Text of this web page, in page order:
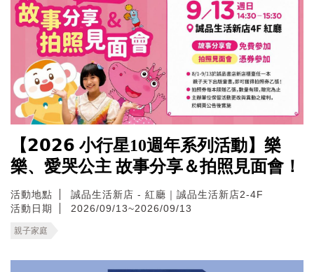
【𝟮𝟬𝟮𝟲 小行星10週年系列活動】樂
樂、愛哭公主 故事分享＆拍照見面會！
活動地點
誠品生活新店 - 紅廳｜誠品生活新店2-4F
活動日期
2026/09/13~2026/09/13
親子家庭